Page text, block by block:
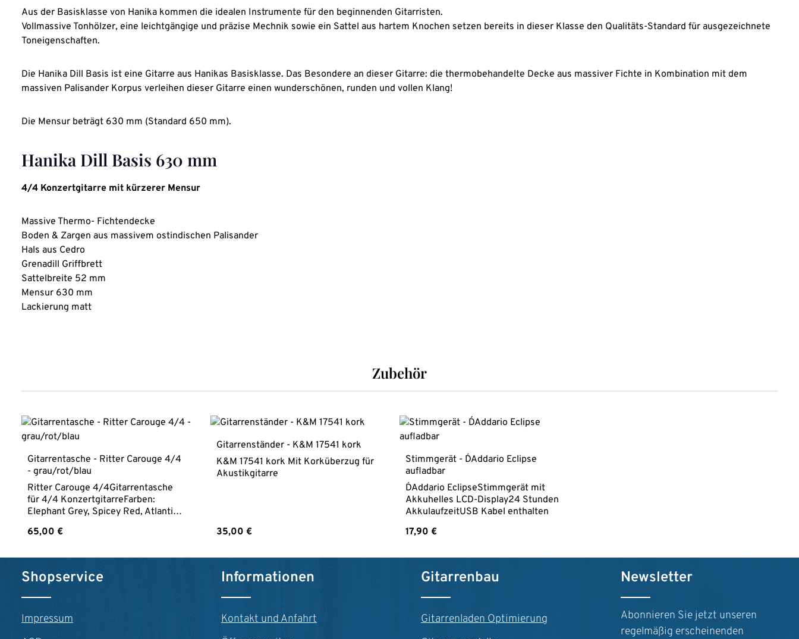
Aus der Basisklasse von Hanika kommen die idealen Instrumente für den beginnenden Gitarristen.
Vollmassive Tonhölzer, eine leichtgängige und präzise Mechnik sowie ein Sattel aus hartem Knochen setzen bereits in dieser Klasse den Qualitäts-Standard für ausgezeichnete
Toneigenschaften.
Die Hanika Dill Basis ist eine Gitarre aus Hanikas Basisklasse. Das Besondere an dieser Gitarre: die thermobehandelte Decke aus massiver Fichte in Kombination mit dem
massiven Palisander Korpus verleihen dieser Gitarre einen wunderschönen, runden und vollen Klang!
Die Mensur beträgt 630 mm (Standard 650 mm).
Hanika Dill Basis 630 mm
4/4 Konzertgitarre mit kürzerer Mensur
Massive Thermo- Fichtendecke
Boden & Zargen aus massivem ostindischen Palisander
Hals aus Cedro
Grenadill Griffbrett
Sattelbreite 52 mm
Mensur 630 mm
Lackierung matt
Zubehör
Produktgalerie überspringen
Gitarrentasche - Ritter Carouge 4/4
- grau/rot/blau
Ritter Carouge 4/4Gitarrentasche
für 4/4 KonzertgitarreFarben:
Elephant Grey, Spicey Red, Atlantic
Außentasche DIN A4 kleine
KopfReflektierende StreifenGewicht
1,5 kg
Regulärer Preis:
65,00 €
Produkt Anzahl: Gib den gewünschten Wert ein oder benutze die Schaltflächen um die Anzahl zu erhöhen oder zu
Gitarrenständer - K&M 17541 kork
K&M 17541 kork Mit Korküberzug für
Akustikgitarre
Regulärer Preis:
35,00 €
Produkt Anzahl: Gib den gewünschten Wert ein oder benutze die Schaltflächen um die
Stimmgerät - D´Addario Eclipse
aufladbar
D´Addario EclipseStimmgerät mit
Akkuhelles LCD-Display24 Stunden
AkkulaufzeitUSB Kabel enthalten
Regulärer Preis:
17,90 €
Produkt Anzahl: Gib den gewünschten Wert ein oder
Shopservice
Impressum
Informationen
Kontakt und Anfahrt
Gitarrenbau
Gitarrenladen Optimierung
Newsletter
Abonnieren Sie jetzt unseren
regelmäßig erscheinenden